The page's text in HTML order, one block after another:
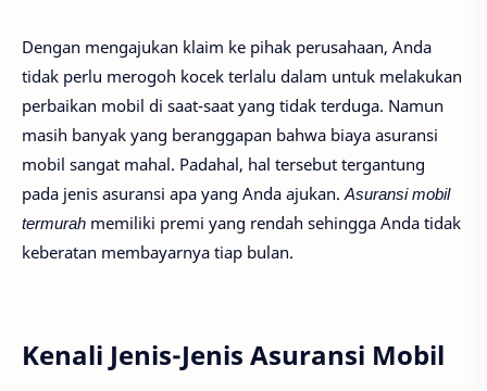
Dengan mengajukan klaim ke pihak perusahaan, Anda
tidak perlu merogoh kocek terlalu dalam untuk melakukan
perbaikan mobil di saat-saat yang tidak terduga. Namun
masih banyak yang beranggapan bahwa biaya asuransi
mobil sangat mahal. Padahal, hal tersebut tergantung
pada jenis asuransi apa yang Anda ajukan.Asuransi mobil
termurah memiliki premi yang rendah sehingga Anda tidak
keberatan membayarnya tiap bulan.
Kenali Jenis-Jenis Asuransi Mobil